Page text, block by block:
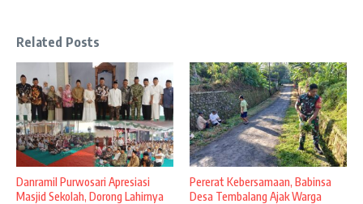
Related Posts
Danramil Purwosari Apresiasi
Masjid Sekolah, Dorong Lahirnya
Pererat Kebersamaan, Babinsa
Desa Tembalang Ajak Warga